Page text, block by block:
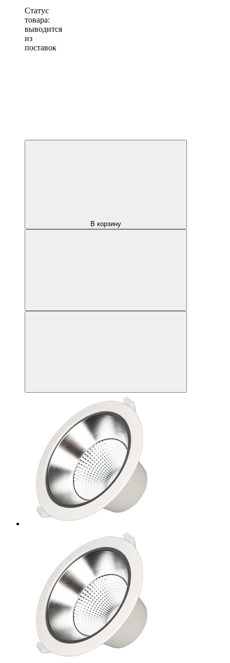
Статус
товара:
выводится
из
поставок
В корзину